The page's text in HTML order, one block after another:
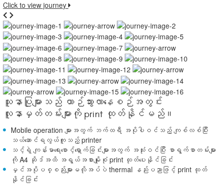
Click to view journey
သူနာပြုများသည် ယာဉ်သွားလာနေစဉ်အတွင်း
လူနာမှတ်တမ်းများကို print ထုတ်နိုင်မည်။
Mobile operation များအတွက် ဘက်ထရီ အပိုပါဝင်သည့် ကျစ်လစ်ပြီး
သယ်ဆောင်ရလွယ်ကူသည့် printer
သင့်ရဲ့ ကျန်းမာရေးစောင့်ရှောက်ခြင်းများအတွက် အသုံးဝင်ပြီး စာရွက်စာတမ်းများ
ကို A4 ဆိုဒ်အထိ အရွယ်အစားမျိုးစုံ print ထုတ်ပေးနိုင်ခြင်း
မှင်အပိုပစ္စည်းများမလိုအပ်ပဲ thermal နည်းပညာဖြင့် print ထုတ်
နိုင်ခြင်း